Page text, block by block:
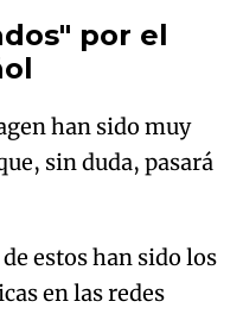
por el
han sido muy
sin duda, pasará
estos han sido los
en las redes